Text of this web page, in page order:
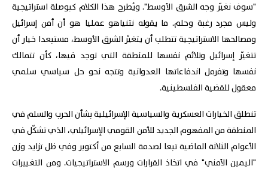
"سوف نغيّر وجه الشرق الأوسط". ويُطرح هذا الكلام كبوصلة استراتيجية
وليس مجرد رغبة وحلم. ما يقوله نتنياهو عمليا هو أن أمن إسرائيل
ومصالحها الاستراتيجية تتطلب أن يتغيّر الشرق الأوسط، مستبعدا خيار أن
تتغيّر إسرائيل وتلائم نفسها للمنطقة التي توجد فيها، كأن تتمالك
نفسها وتفرمل اندفاعاتها العدوانية وتتجه نحو حل سياسي سلمي
معقول للقضية الفلسطينية.
تنطلق الخيارات العسكرية والسياسية الإسرائيلية بشأن الحرب والسلم في
المنطقة من المفهوم الجديد للأمن القومي الإسرائيلي، الذي تشكّل في
الأعوام الثلاثة الماضية تبعا لصدمة السابع من أكتوبر وفي ظل تزايد وزن
"اليمين الأمني" في اتخاذ القرارات ورسم الاستراتيجيات. ومن التغييرات